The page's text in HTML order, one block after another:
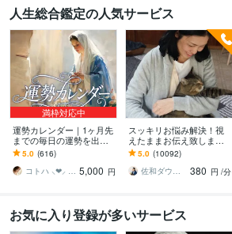
人生総合鑑定の人気サービス
満枠対応中
運勢カレンダー｜1ヶ月先
までの毎日の運勢を出し
ます 30日×500字のおよそ
1万5千文字で細かく詳細
に記します
5.0 (616)
コトハ ⸜❤︎⸝ 新サービス提供開始✨️ 5,000 円
スッキリお悩み解決！視
えたままお伝え致します
恋愛、結婚、人間関係、
仕事、人生、ペットの気
持ち等◎祈願付き
5.0 (10092)
佐和ダウジング＆スピリットメンター
380 円 /分
お気に入り登録が多いサービス